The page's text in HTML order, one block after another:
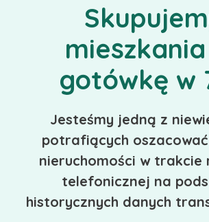
gotówkę w
Jesteśmy jedną z
potrafiących
nieruchomości w trakcie
telefonicznej na
historycznych danych